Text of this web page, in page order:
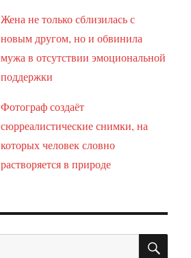
Жена не только сблизилась с
новым другом, но и обвинила
мужа в отсутствии эмоциональной
поддержки
Фотограф создаёт
сюрреалистические снимки, на
которых человек словно
растворяется в природе